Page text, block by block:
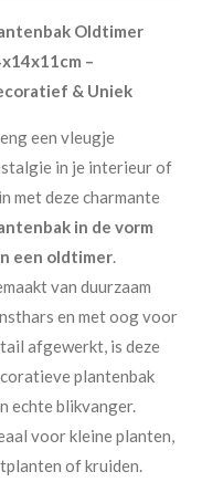
Oldtimer
–
& Uniek
een vleugje
in je interieur of
met deze charmante
in de vorm
een oldtimer.
van duurzaam
en met oog voor
afgewerkt, is deze
plantenbak
echte blikvanger.
voor kleine planten,
of kruiden.